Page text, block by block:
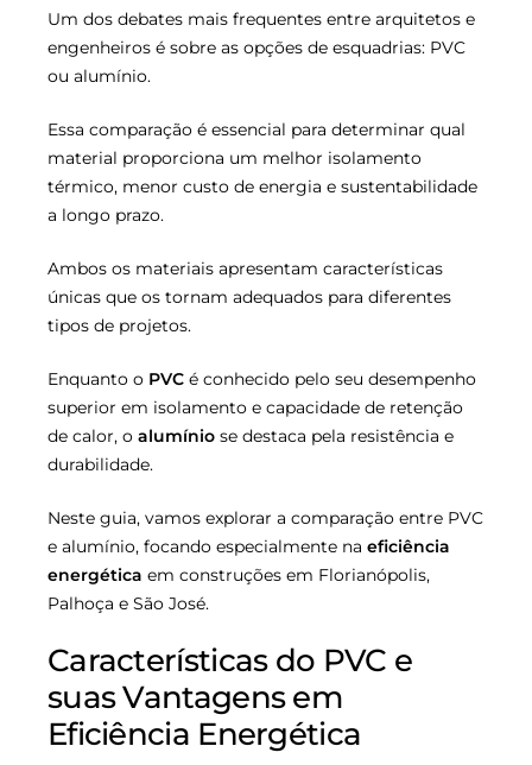
Um dos debates mais frequentes entre arquitetos e
engenheiros é sobre as opções de esquadrias: PVC
ou alumínio.
Essa comparação é essencial para determinar qual
material proporciona um melhor isolamento
térmico, menor custo de energia e sustentabilidade
a longo prazo.
Ambos os materiais apresentam características
únicas que os tornam adequados para diferentes
tipos de projetos.
Enquanto o PVC é conhecido pelo seu desempenho
superior em isolamento e capacidade de retenção
de calor, o alumínio se destaca pela resistência e
durabilidade.
Neste guia, vamos explorar a comparação entre PVC
e alumínio, focando especialmente na eficiência
energética em construções em Florianópolis,
Palhoça e São José.
Características do PVC e
suas Vantagens em
Eficiência Energética